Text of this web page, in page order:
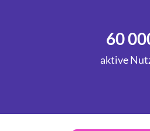
60
aktive